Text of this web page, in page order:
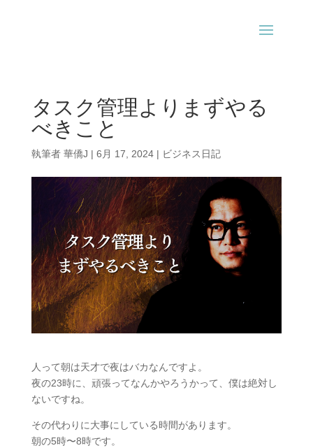
タスク管理よりまずやる
べきこと
執筆者 華僑J | 6月 17, 2024| ビジネス日記
人って朝は天才で夜はバカなんですよ。
夜の23時に、頑張ってなんかやろうかって、僕は絶対し
ないですね。
その代わりに大事にしている時間があります。
朝の5時〜8時です。